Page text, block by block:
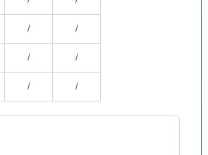
/ /
/ /
/ /